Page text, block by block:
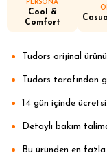
PERSONA
Cool &
Comfort
Tudors orijinal
Tudors tarafından
14 gün içinde
Detaylı bakım
Bu üründen en